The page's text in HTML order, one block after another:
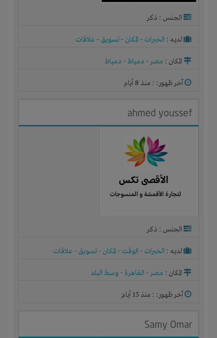
الجنس : ذكر
لديـه : الخبرات - المكان - تسويق - علاقات
المكان : مصر- دمياط- دمياط
آخر ظهور: : منذ 8 أيام
ahmed youssef
الجنس : ذكر
لديـه : الخبرات - الوقت - المكان - تسويق - علاقات
المكان : مصر- القاهرة - وسط البلد
آخر ظهور: : منذ 15 أيام
Samy Omar